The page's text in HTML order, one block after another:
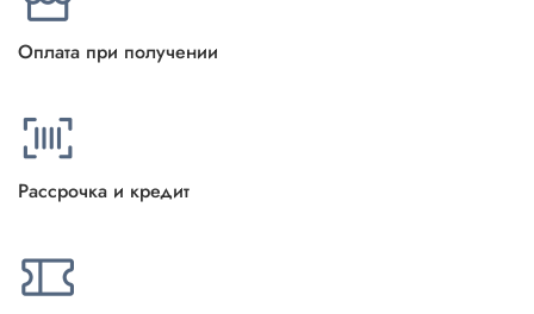
Оплата при получении
Рассрочка и кредит